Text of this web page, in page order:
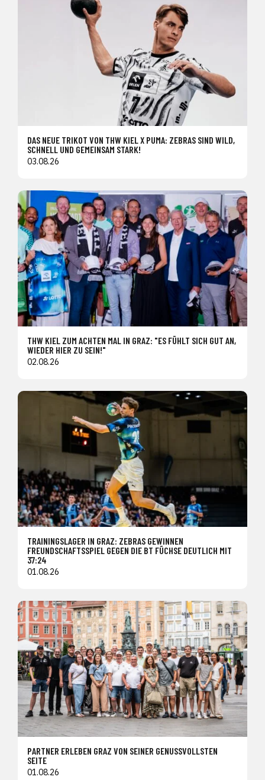
DAS NEUE TRIKOT VON THW KIEL X PUMA: ZEBRAS SIND WILD,
SCHNELL UND GEMEINSAM STARK!
03.08.26
THW KIEL ZUM ACHTEN MAL IN GRAZ: "ES FÜHLT SICH GUT AN,
WIEDER HIER ZU SEIN!"
02.08.26
TRAININGSLAGER IN GRAZ: ZEBRAS GEWINNEN
FREUNDSCHAFTSSPIEL GEGEN DIE BT FÜCHSE DEUTLICH MIT
37:24
01.08.26
PARTNER ERLEBEN GRAZ VON SEINER GENUSSVOLLSTEN
SEITE
01.08.26